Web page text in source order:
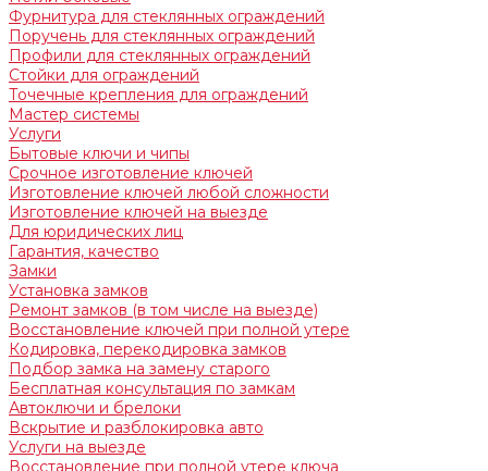
Фурнитура для стеклянных ограждений
Поручень для стеклянных ограждений
Профили для стеклянных ограждений
Стойки для ограждений
Точечные крепления для ограждений
Мастер системы
Услуги
Бытовые ключи и чипы
Срочное изготовление ключей
Изготовление ключей любой сложности
Изготовление ключей на выезде
Для юридических лиц
Гарантия, качество
Замки
Установка замков
Ремонт замков (в том числе на выезде)
Восстановление ключей при полной утере
Кодировка, перекодировка замков
Подбор замка на замену старого
Бесплатная консультация по замкам
Автоключи и брелоки
Вскрытие и разблокировка авто
Услуги на выезде
Восстановление при полной утере ключа